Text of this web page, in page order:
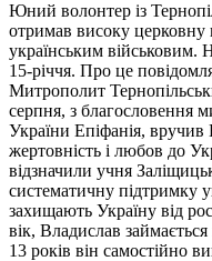
Юний волонтер із
отримав високу церковну
українським військовим.
15-річчя. Про це
Митрополит
серпня, з благословення
України Епіфанія,
жертовність і любов до
відзначили учня
систематичну підтримку
захищають Україну від
вік, Владислав
13 років він самостійно